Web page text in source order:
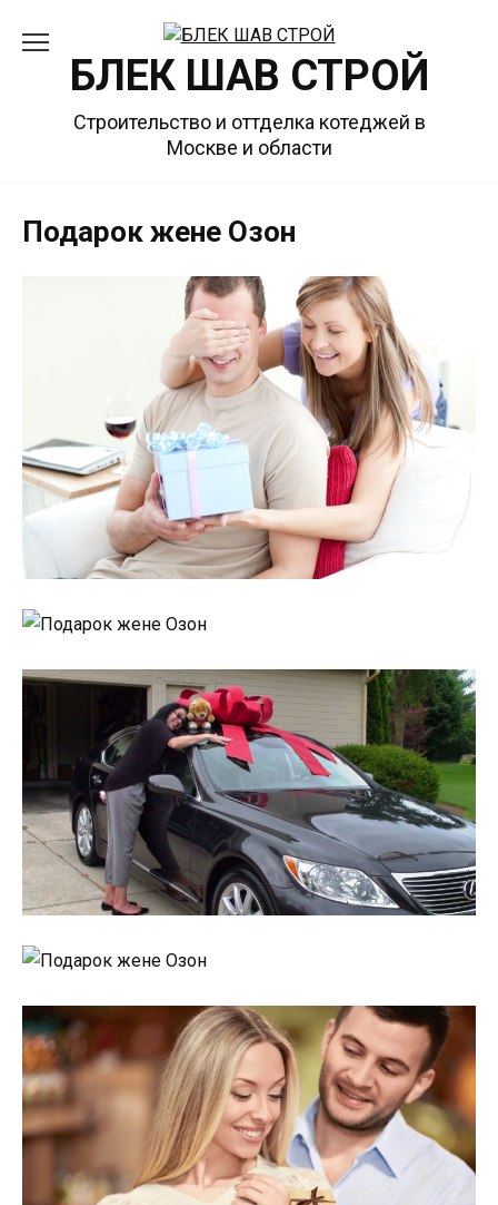
содержаниюБЛЕК ШАВ СТРОЙ
Строительство и оттделка котеджей в
Москве и области
Подарок жене Озон